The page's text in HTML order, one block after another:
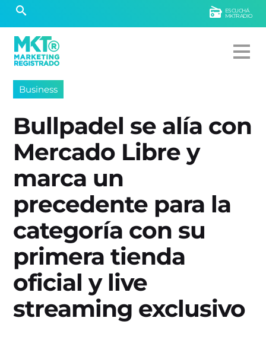
ESCUCHÁ
MKTRADIO
Business
Bullpadel se alía con
Mercado Libre y
marca un
precedente para la
categoría con su
primera tienda
oficial y live
streaming exclusivo